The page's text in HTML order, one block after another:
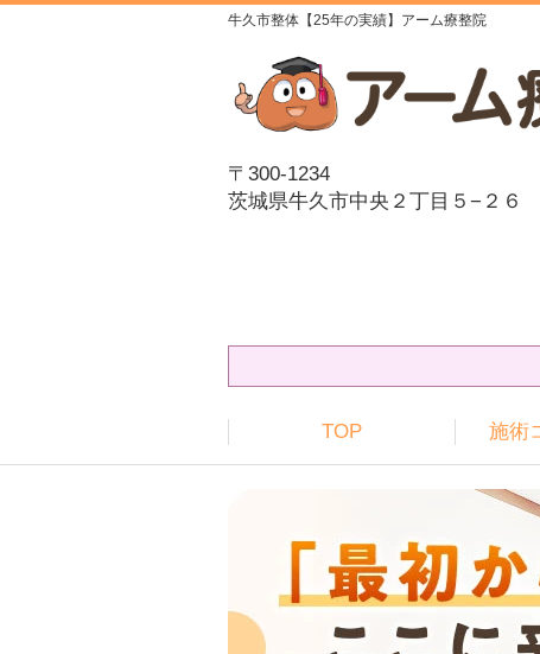
牛久市整体【25年の実績】アーム療整院
〒300-1234
茨城県牛久市中央２丁目５−２６
TOP 施術